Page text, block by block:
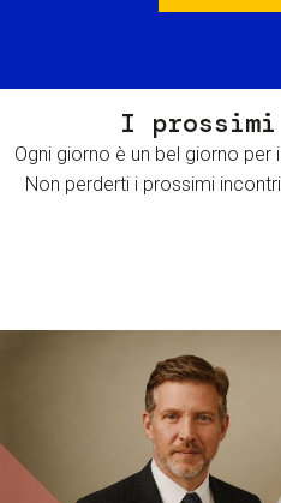
I
Ogni giorno è un bel giorno
Non perderti i prossimi